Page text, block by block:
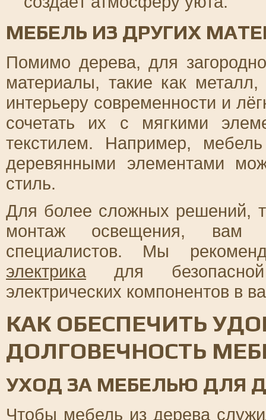
МЕБЕЛЬ ИЗ ДРУГИХ
Помимо дерева, для
материалы, такие как
интерьеру современности и
сочетать их с мягкими
текстилем. Например,
деревянными элементами
стиль.
Для более сложных решений,
монтаж освещения, вам
специалистов. Мы
электрика для
электрических компонентов в
КАК ОБЕСПЕЧИТЬ
ДОЛГОВЕЧНОСТЬ
УХОД ЗА МЕБЕЛЬЮ ДЛЯ
Чтобы мебель из дерева